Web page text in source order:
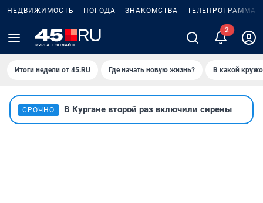
НЕДВИЖИМОСТЬ ПОГОДА ЗНАКОМСТВА ТЕЛЕПРОГРАММА
2
Итоги недели от 45.RU Где начать новую жизнь? В какой
СРОЧНО В Кургане второй раз включили сирены